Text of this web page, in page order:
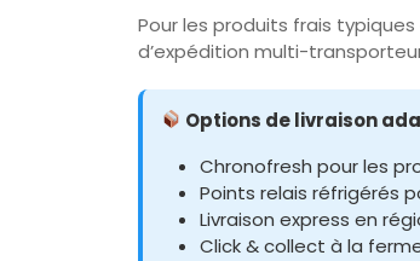
Pour les produits frais
d’expédition multi-
Options de livraison
Chronofresh pour les
Points relais réfrigérés
Livraison express en
Click & collect à la